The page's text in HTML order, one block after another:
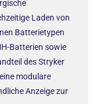
Laden von
Batterietypen
Batterien sowie
des Stryker
modulare
Anzeige zur